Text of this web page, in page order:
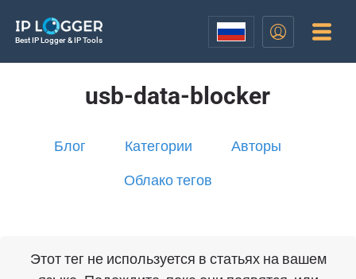
Best IP Logger & IP Tools
usb-data-blocker
Блог Категории Авторы
Облако тегов